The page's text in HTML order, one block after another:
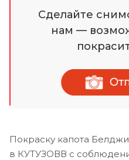
Сделайте
нам —
Покраску капота
в КУТУЗОВВ с